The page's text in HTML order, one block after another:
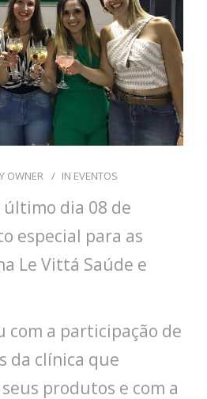
OWNER IN EVENTOS
último dia 08 de
especial para as
Le Vittá Saúde e
com a participação de
da clínica que
produtos e com a